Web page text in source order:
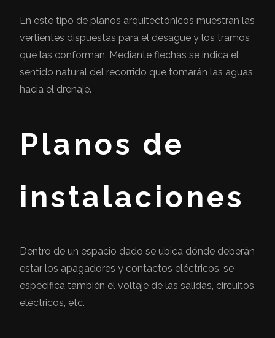
En este tipo de planos arquitectónicos muestran las
vertientes dispuestas para el desagüe y los tramos
que las conforman. Mediante flechas se indica el
sentido natural del recorrido que tomarán las aguas
hacia el drenaje.
Planos de
instalaciones
Dentro de un espacio dado se ubica dónde deberán
estar los apagadores y contactos eléctricos, se
especifica también el voltaje de las salidas, circuitos
eléctricos, etc.